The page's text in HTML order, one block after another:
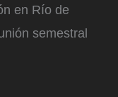
en Río de
semestral